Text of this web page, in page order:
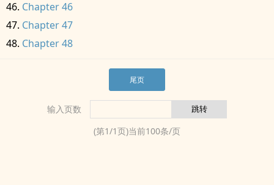
Chapter 46
Chapter 47
Chapter 48
尾页
输入页数
(第1/1页)当前100条/页